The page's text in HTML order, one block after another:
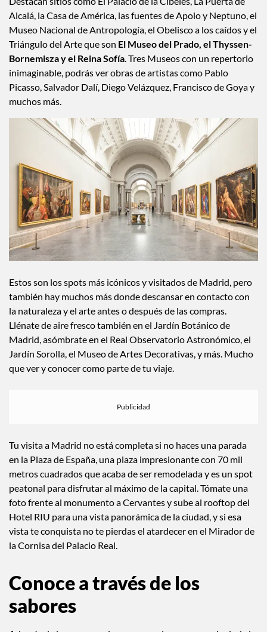
Alcalá, la Casa de América, las fuentes de Apolo y Neptuno, el
Museo Nacional de Antropología, el Obelisco a los caídos y el
Triángulo del Arte que son El Museo del Prado, el Thyssen-
Bornemisza y el Reina Sofía. Tres Museos con un repertorio
inimaginable, podrás ver obras de artistas como Pablo
Picasso, Salvador Dalí, Diego Velázquez, Francisco de Goya y
muchos más.
Estos son los spots más icónicos y visitados de Madrid, pero
también hay muchos más donde descansar en contacto con
la naturaleza y el arte antes o después de las compras.
Llénate de aire fresco también en el Jardín Botánico de
Madrid, asómbrate en el Real Observatorio Astronómico, el
Jardín Sorolla, el Museo de Artes Decorativas, y más. Mucho
que ver y conocer como parte de tu viaje.
Tu visita a Madrid no está completa si no haces una parada
en la Plaza de España, una plaza impresionante con 70 mil
metros cuadrados que acaba de ser remodelada y es un spot
peatonal para disfrutar al máximo de la capital. Tómate una
foto frente al monumento a Cervantes y sube al rooftop del
Hotel RIU para una vista panorámica de la ciudad, y si esa
vista te conquista no te pierdas el atardecer en el Mirador de
la Cornisa del Palacio Real.
Conoce a través de los
sabores